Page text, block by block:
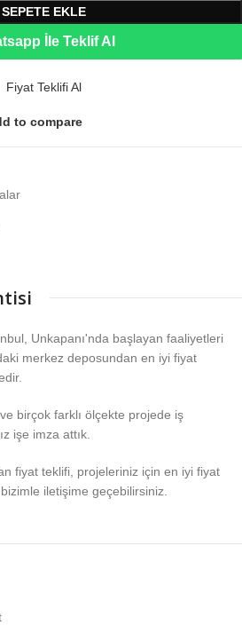
SEPETE EKLE
İle Teklif Al
Fiyat Teklifi Al
to compare
Unkapanı'nda başlayan faaliyetleri
merkez deposundan en iyi fiyat
birçok farklı ölçekte projede iş
işe imza attık.
fiyat teklifi, projeleriniz için en iyi fiyat
iletişime geçebilirsiniz.